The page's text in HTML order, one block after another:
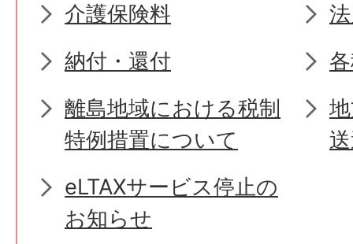
介護保険料
納付・還付
離島地域における税制
特例措置について
eLTAXサービス停止の
お知らせ